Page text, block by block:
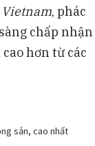
, phác
chấp nhận
hơn từ các